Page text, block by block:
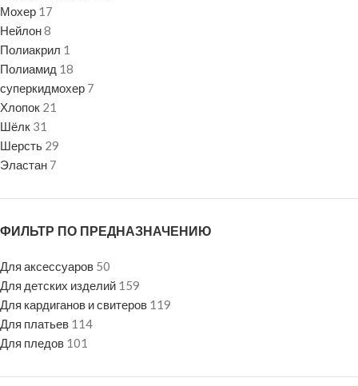
Мохер 17
Нейлон8
Полиакрил 1
Полиамид 18
суперкидмохер 7
Хлопок 21
Шёлк 31
Шерсть 29
Эластан 7
ФИЛЬТР ПО ПРЕДНАЗНАЧЕНИЮ
Для аксессуаров 50
Для детских изделий 159
Для кардиганов и свитеров 119
Для платьев 114
Для пледов 101